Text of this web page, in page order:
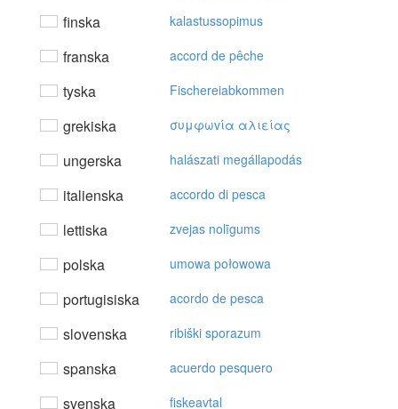
finska kalastussopimus
franska accord de pêche
tyska Fischereiabkommen
grekiska συμφωvία αλιείας
ungerska halászati megállapodás
italienska accordo di pesca
lettiska zvejas nolīgums
polska umowa połowowa
portugisiska acordo de pesca
slovenska ribiški sporazum
spanska acuerdo pesquero
svenska fiskeavtal